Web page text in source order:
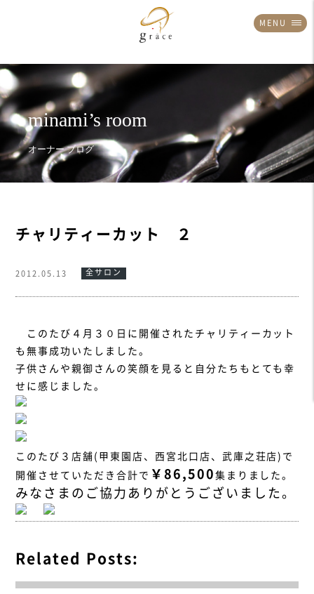
MENU
チャリティーカット ２
2012.05.13 全サロン
このたび４月３０日に開催されたチャリティーカット
も無事成功いたしました。
子供さんや親御さんの笑顔を見ると自分たちもとても幸
せに感じました。
このたび３店舗(甲東園店、西宮北口店、武庫之荘店)で
開催させていただき合計で ￥86,500 集まりました。
みなさまのご協力ありがとうございました。
Related Posts: